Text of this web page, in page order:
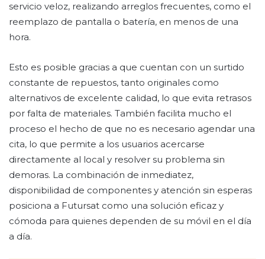
servicio veloz, realizando arreglos frecuentes, como el
reemplazo de pantalla o batería, en menos de una
hora.
Esto es posible gracias a que cuentan con un surtido
constante de repuestos, tanto originales como
alternativos de excelente calidad, lo que evita retrasos
por falta de materiales. También facilita mucho el
proceso el hecho de que no es necesario agendar una
cita, lo que permite a los usuarios acercarse
directamente al local y resolver su problema sin
demoras. La combinación de inmediatez,
disponibilidad de componentes y atención sin esperas
posiciona a Futursat como una solución eficaz y
cómoda para quienes dependen de su móvil en el día
a día.